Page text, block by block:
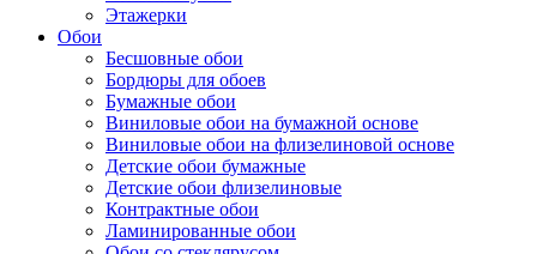
Этажерки
Обои
Бесшовные обои
Бордюры для обоев
Бумажные обои
Виниловые обои на бумажной основе
Виниловые обои на флизелиновой основе
Детские обои бумажные
Детские обои флизелиновые
Контрактные обои
Ламинированные обои